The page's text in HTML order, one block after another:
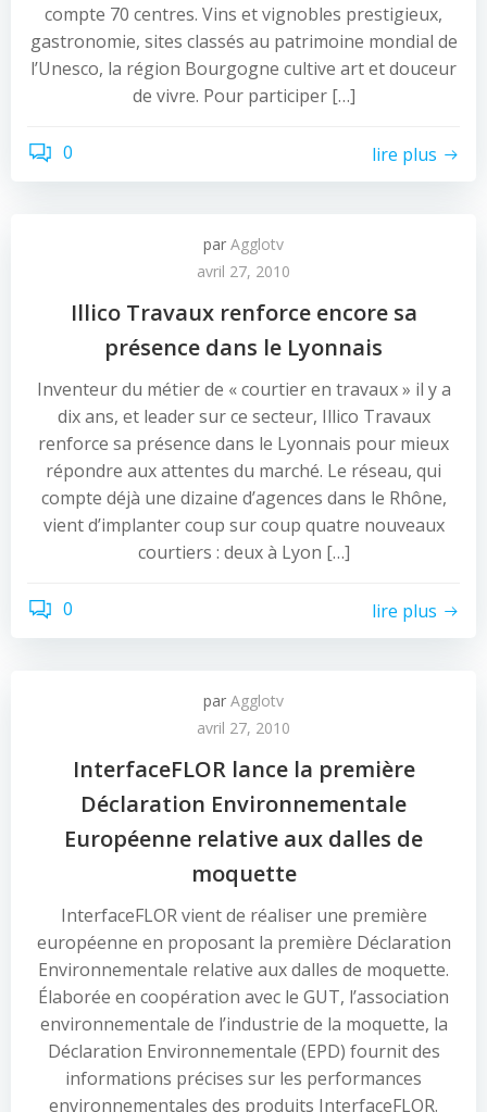
compte 70 centres. Vins et vignobles prestigieux,
gastronomie, sites classés au patrimoine mondial de
l’Unesco, la région Bourgogne cultive art et douceur
de vivre. Pour participer […]
0 lire plus
par Agglotv
avril 27, 2010
Illico Travaux renforce encore sa
présence dans le Lyonnais
Inventeur du métier de « courtier en travaux » il y a
dix ans, et leader sur ce secteur, Illico Travaux
renforce sa présence dans le Lyonnais pour mieux
répondre aux attentes du marché. Le réseau, qui
compte déjà une dizaine d’agences dans le Rhône,
vient d’implanter coup sur coup quatre nouveaux
courtiers : deux à Lyon […]
0 lire plus
par Agglotv
avril 27, 2010
InterfaceFLOR lance la première
Déclaration Environnementale
Européenne relative aux dalles de
moquette
InterfaceFLOR vient de réaliser une première
européenne en proposant la première Déclaration
Environnementale relative aux dalles de moquette.
Élaborée en coopération avec le GUT, l’association
environnementale de l’industrie de la moquette, la
Déclaration Environnementale (EPD) fournit des
informations précises sur les performances
environnementales des produits InterfaceFLOR.